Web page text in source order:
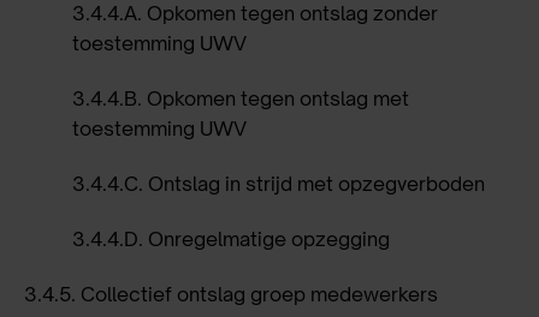
3.4.4.A. Opkomen tegen ontslag zonder
toestemming UWV
3.4.4.B. Opkomen tegen ontslag met
toestemming UWV
3.4.4.C. Ontslag in strijd met opzegverboden
3.4.4.D. Onregelmatige opzegging
3.4.5. Collectief ontslag groep medewerkers